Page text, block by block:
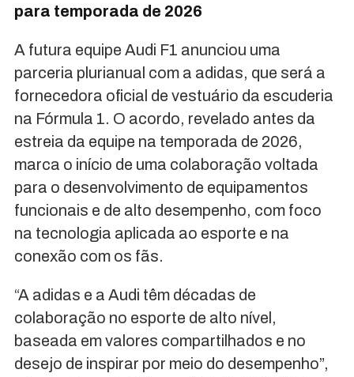
para temporada de 2026
A futura equipe Audi F1 anunciou uma
parceria plurianual com a adidas, que será a
fornecedora oficial de vestuário da escuderia
na Fórmula 1. O acordo, revelado antes da
estreia da equipe na temporada de 2026,
marca o início de uma colaboração voltada
para o desenvolvimento de equipamentos
funcionais e de alto desempenho, com foco
na tecnologia aplicada ao esporte e na
conexão com os fãs.
“A adidas e a Audi têm décadas de
colaboração no esporte de alto nível,
baseada em valores compartilhados e no
desejo de inspirar por meio do desempenho”,